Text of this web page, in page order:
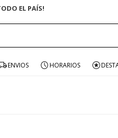
EL PAÍS!
ENVIOS HORARIOS